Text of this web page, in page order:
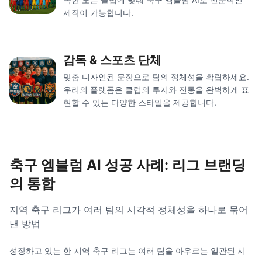
제작이 가능합니다.
감독 & 스포츠 단체
맞춤 디자인된 문장으로 팀의 정체성을 확립하세요.
우리의 플랫폼은 클럽의 투지와 전통을 완벽하게 표
현할 수 있는 다양한 스타일을 제공합니다.
축구 엠블럼 AI 성공 사례: 리그 브랜딩
의 통합
지역 축구 리그가 여러 팀의 시각적 정체성을 하나로 묶어
낸 방법
성장하고 있는 한 지역 축구 리그는 여러 팀을 아우르는 일관된 시